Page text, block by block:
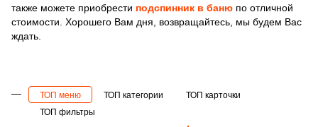
также можете приобрести подспинник в баню по отличной
стоимости. Хорошего Вам дня, возвращайтесь, мы будем Вас
ждать.
ТОП меню ТОП категории
ТОП карточки
ТОП фильтры